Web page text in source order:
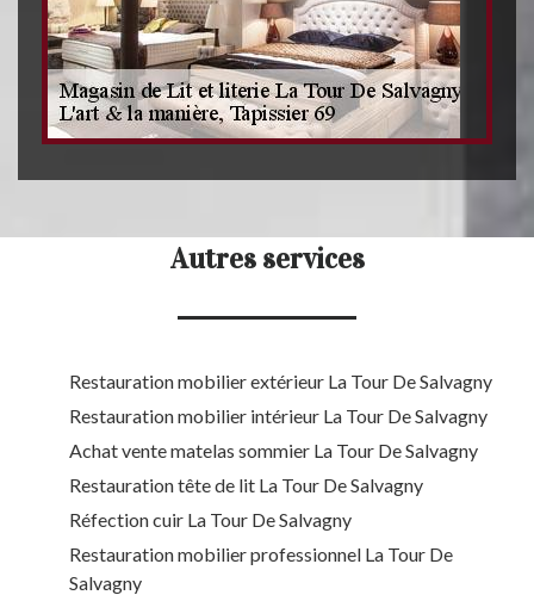
Autres services
Restauration mobilier extérieur La Tour De Salvagny
Restauration mobilier intérieur La Tour De Salvagny
Achat vente matelas sommier La Tour De Salvagny
Restauration tête de lit La Tour De Salvagny
Réfection cuir La Tour De Salvagny
Restauration mobilier professionnel La Tour De
Salvagny